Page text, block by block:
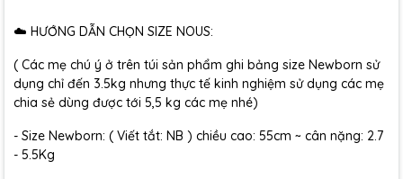
☁️ HƯỚNG DẪN CHỌN SIZE NOUS:
( Các mẹ chú ý ở trên túi sản phẩm ghi bảng size Newborn sử
dụng chỉ đến 3.5kg nhưng thực tế kinh nghiệm sử dụng các mẹ
chia sẻ dùng được tới 5,5 kg các mẹ nhé)
- Size Newborn: ( Viết tắt: NB ) chiều cao: 55cm ~ cân nặng: 2.7
- 5.5Kg